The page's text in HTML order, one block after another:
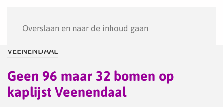
Overslaan en naar de inhoud gaan
VEENENDAAL
Geen 96 maar 32 bomen op
kaplijst Veenendaal